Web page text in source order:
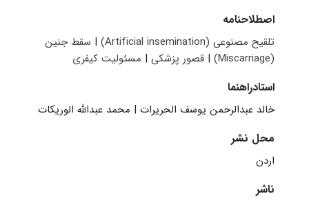
اصطلاحنامه
تلقیح مصنوعی (Artificial insemination) | سقط جنین
(Miscarriage)
| قصور پزشکی | مسئولیت کیفری
استادراهنما
خالد عبدالرحمن يوسف الحريرات | محمد عبدالله الوريكات
محل نشر
اردن
ناشر